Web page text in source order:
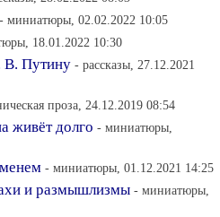
- миниатюры, 02.02.2022 10:05
18.01.2022 10:30
В. Путину - рассказы, 27.12.2021
проза, 24.12.2019 08:54
живёт долго - миниатюры,
- миниатюры, 01.12.2021 14:25
и размышлизмы - миниатюры,